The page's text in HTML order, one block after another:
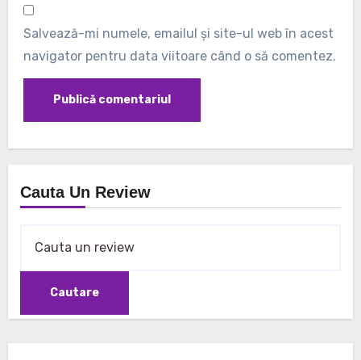
Salvează-mi numele, emailul și site-ul web în acest
navigator pentru data viitoare când o să comentez.
Cauta Un Review